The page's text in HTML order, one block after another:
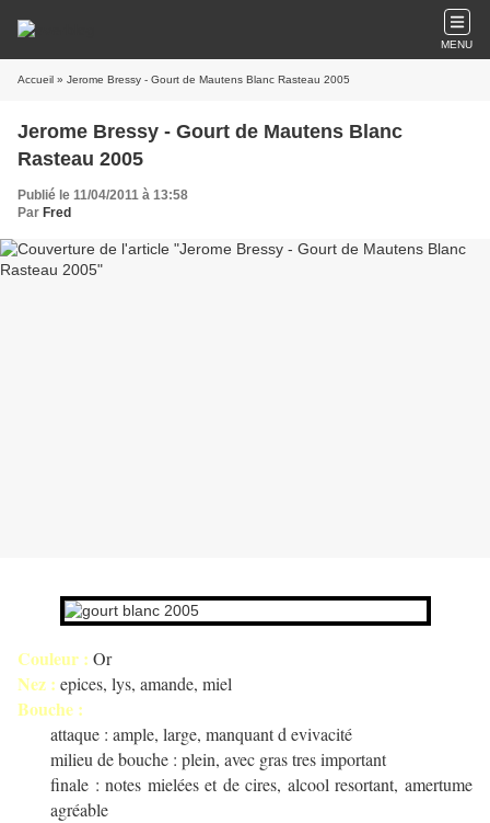
MENU
Accueil » Jerome Bressy - Gourt de Mautens Blanc Rasteau 2005
Jerome Bressy - Gourt de Mautens Blanc
Rasteau 2005
Publié le 11/04/2011 à 13:58
Par Fred
Couleur : Or
Nez : epices, lys, amande, miel
Bouche :
attaque : ample, large, manquant d evivacité
milieu de bouche : plein, avec gras tres important
finale : notes mielées et de cires, alcool resortant, amertume
agréable